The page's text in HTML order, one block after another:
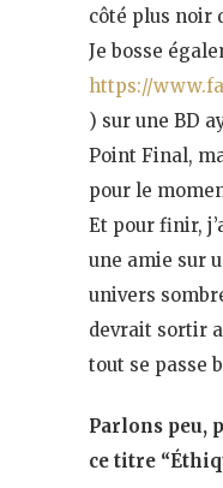
côté plus noir
Je bosse
https://
) sur une BD
Point Final,
pour le
Et pour finir,
une amie sur
univers
devrait sortir
tout se passe
Parlons peu,
ce titre